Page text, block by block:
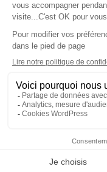
Les cookies
Gestion des cookies
Crédit
12H00
Moreau
On parle auto